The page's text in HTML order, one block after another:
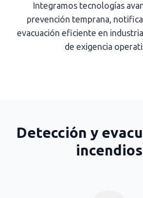
Integramos tecnologías
prevención temprana,
evacuación eficiente en
de exigencia
Detección y
incendios